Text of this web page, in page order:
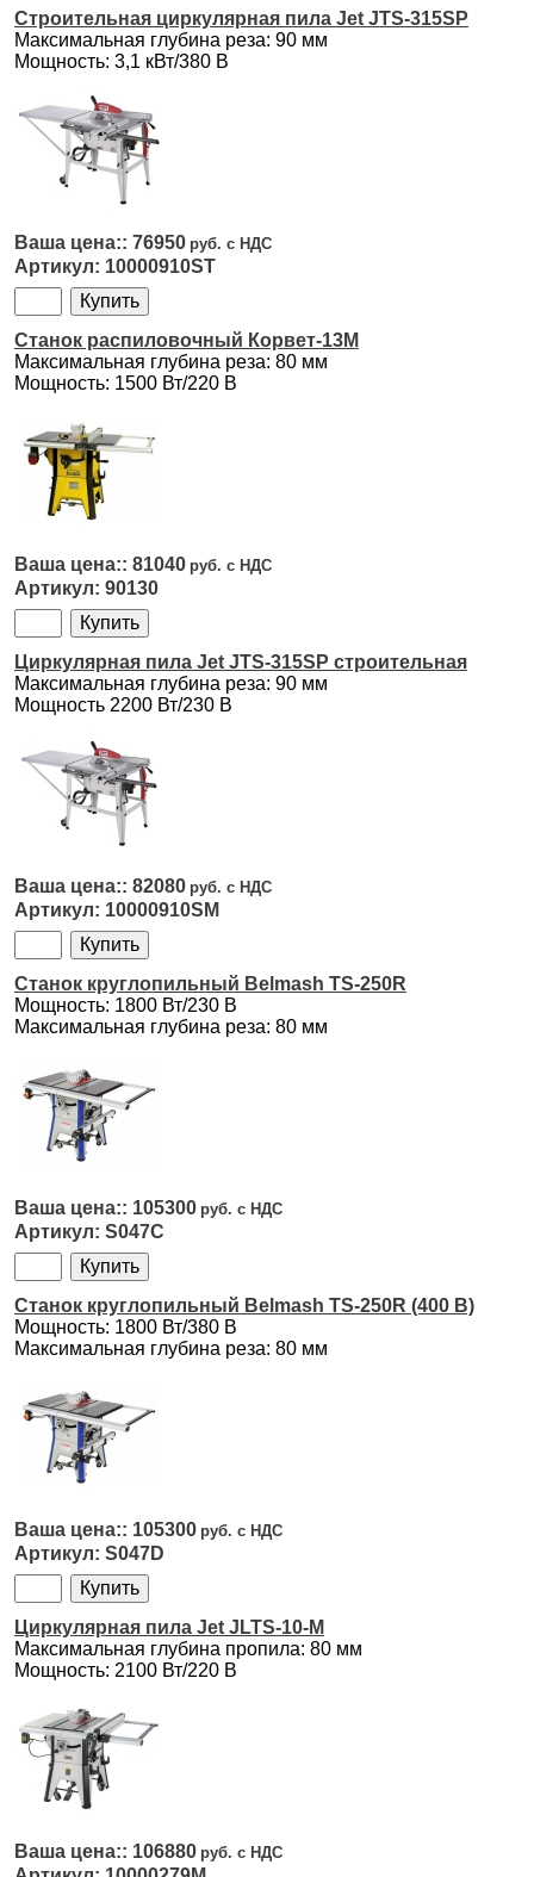
Строительная циркулярная пила Jet JTS-315SP
Максимальная глубина реза: 90 мм
Мощность: 3,1 кВт/380 В
76950
10000910ST
Станок распиловочный Корвет-13М
Максимальная глубина реза: 80 мм
Мощность: 1500 Вт/220 В
81040
90130
Циркулярная пила Jet JTS-315SP строительная
Максимальная глубина реза: 90 мм
Мощность 2200 Вт/230 В
82080
10000910SM
Cтанок круглопильный Belmash TS-250R
Мощность: 1800 Вт/230 В
Максимальная глубина реза: 80 мм
105300
S047C
Cтанок круглопильный Belmash TS-250R (400 В)
Мощность: 1800 Вт/380 В
Максимальная глубина реза: 80 мм
105300
S047D
Циркулярная пила Jet JLTS-10-M
Максимальная глубина пропила: 80 мм
Мощность: 2100 Вт/220 В
106880